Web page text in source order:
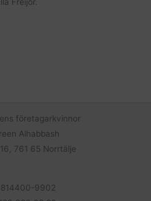
Freijor.
företagarkvinnor
Alhabbash
761 65 Norrtälje
9902